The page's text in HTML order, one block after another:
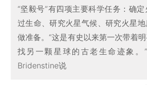
“坚毅号”有四项主要科学任务：确
过生命、研究火星气候、研究火星
做准备。“这是有史以来第一次带着
找另一颗星球的古老生命迹象。
Bridenstine说